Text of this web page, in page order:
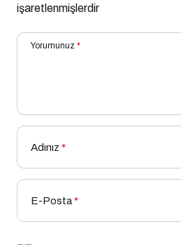
işaretlenmişlerdir
Yorumunuz *
Adınız *
E-Posta*